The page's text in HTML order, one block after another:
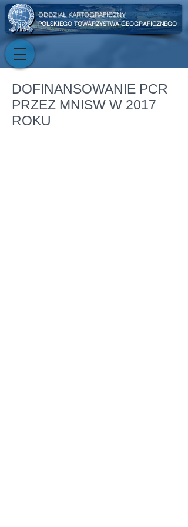
ODDZIAŁ KARTOGRAFICZNY
POLSKIEGO TOWARZYSTWA GEOGRAFICZNEGO
DOFINANSOWANIE PCR
PRZEZ MNISW W 2017
ROKU